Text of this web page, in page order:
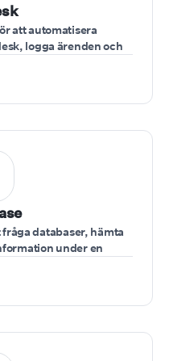
att automatisera
logga ärenden och
röstkommandon
databaser, hämta
under en